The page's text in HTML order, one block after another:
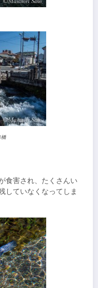
橋
食害され、たくさんい
していなくなってしま